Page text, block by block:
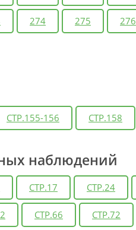
274 275 276
СТР.155-156 СТР.158
наблюдений
СТР.17 СТР.24
СТР.66 СТР.72